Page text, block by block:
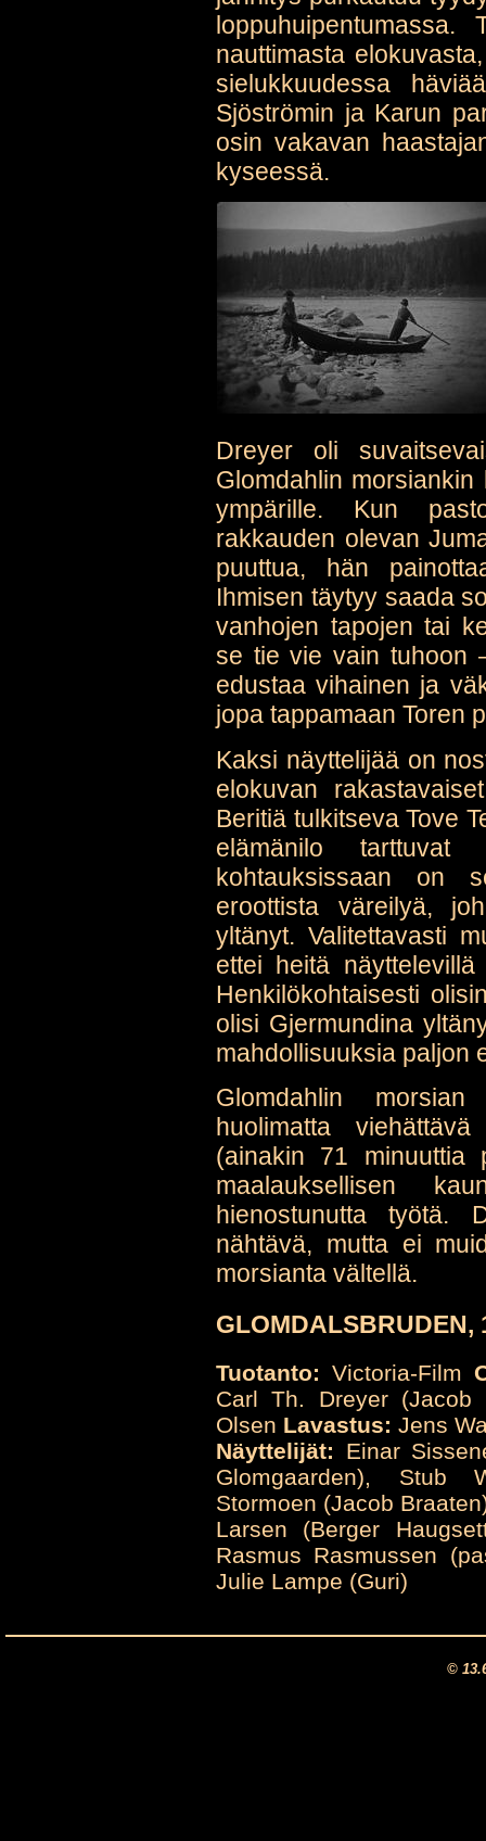
nauttimasta
sielukkuudessa
Sjöströmin ja Karun
osin vakavan
kyseessä.
Dreyer oli
Glomdahlin
ympärille. Kun
rakkauden olevan
puuttua, hän
Ihmisen täytyy saada
vanhojen tapojen tai
se tie vie vain tuhoon
edustaa vihainen ja
jopa tappamaan Toren
Kaksi näyttelijää on
elokuvan
Beritiä tulkitseva Tove
elämänilo tarttuvat
kohtauksissaan on
eroottista väreilyä,
yltänyt. Valitettavasti
ettei heitä
Henkilökohtaisesti
olisi Gjermundina
mahdollisuuksia paljon
Glomdahlin
huolimatta
(ainakin 71 minuuttia
maalauksellisen
hienostunutta työtä.
nähtävä, mutta ei
morsianta vältellä.
GLOMDALSBRUDEN,
Tuotanto: Victoria-Film
Carl Th. Dreyer
Olsen Lavastus: Jens
Näyttelijät: Einar
Glomgaarden), Stub
Stormoen (Jacob
Larsen (Berger
Rasmus Rasmussen
Julie Lampe (Guri)
©